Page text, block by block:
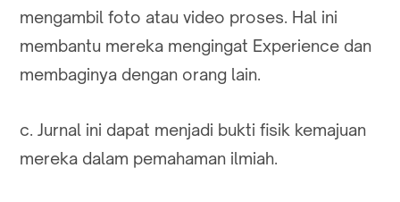
mengambil foto atau video proses. Hal ini
membantu mereka mengingat Experience dan
membaginya dengan orang lain.
c. Jurnal ini dapat menjadi bukti fisik kemajuan
mereka dalam pemahaman ilmiah.